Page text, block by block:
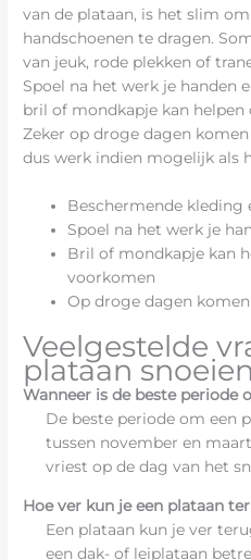
van de plataan, is het slim
handschoenen te dragen.
van jeuk, rode plekken of
Spoel na het werk je handen
bril of mondkapje kan
Zeker op droge dagen
dus werk indien mogelijk als
Beschermende kleding
Spoel na het werk je
Bril of mondkapje kan
voorkomen
Op droge dagen
Veelgestelde
plataan snoeien
Wanneer is de beste periode
De beste periode om een
tussen november en
vriest op de dag van het
Hoe ver kun je een plataan
Een plataan kun je ver
een dak- of leiplataan